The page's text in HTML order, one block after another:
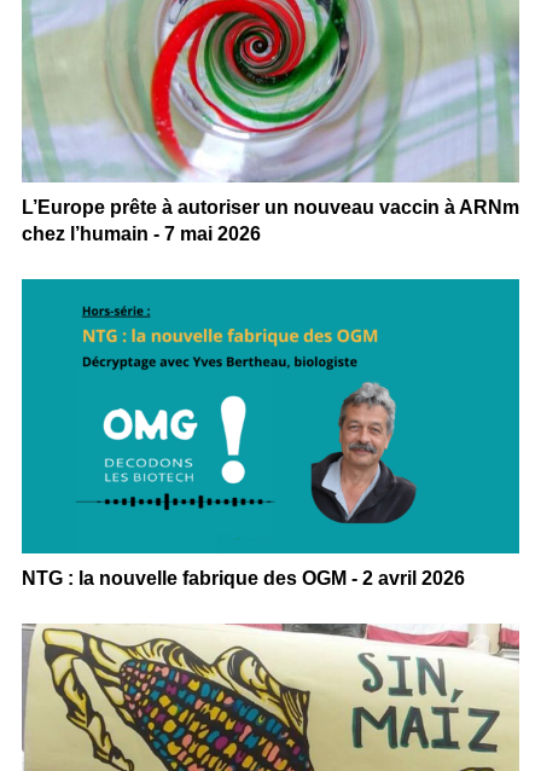
L’Europe prête à autoriser un nouveau vaccin à ARNm
chez l’humain - 7 mai 2026
NTG : la nouvelle fabrique des OGM - 2 avril 2026